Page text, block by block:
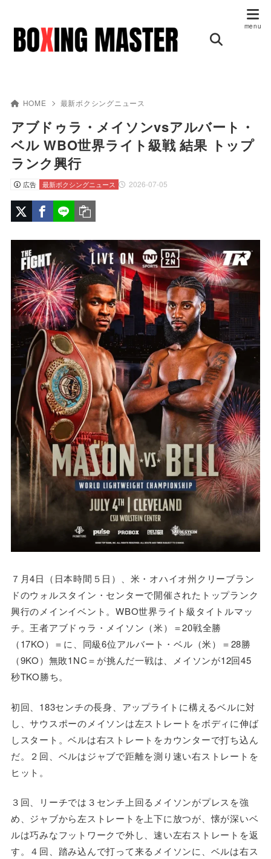
HOME 最新ボクシングニュース
アブドゥラ・メイソンvsアルバート・
ベル WBO世界ライト級戦 結果 トップ
ランク興行
広告 2026-07-05
最新ボクシングニュース
７月4日（日本時間５日）、米・オハイオ州クリーブラン
ドのウォルスタイン・センターで開催されたトップランク
興行のメインイベント。WBO世界ライト級タイトルマッ
チ。王者アブドゥラ・メイソン（米）＝20戦全勝
（17KO）＝に、同級6位アルバート・ベル（米）＝28勝
（9KO）無敗1NC＝が挑んだ一戦は、メイソンが12回45
秒TKO勝ち。
初回、183センチの長身、アップライトに構えるベルに対
し、サウスポーのメイソンは左ストレートをボディに伸ば
しスタート。ベルは右ストレートをカウンターで打ち込ん
だ。２回、ベルはジャブで距離を測り速い右ストレートを
ヒット。
３回、リーチでは３センチ上回るメイソンがプレスを強
め、ジャブから左ストレートを上下に放つが、懐が深いベ
ルは巧みなフットワークで外し、速い左右ストレートを返
す。４回、踏み込んで打って来るメイソンに、ベルは右ス